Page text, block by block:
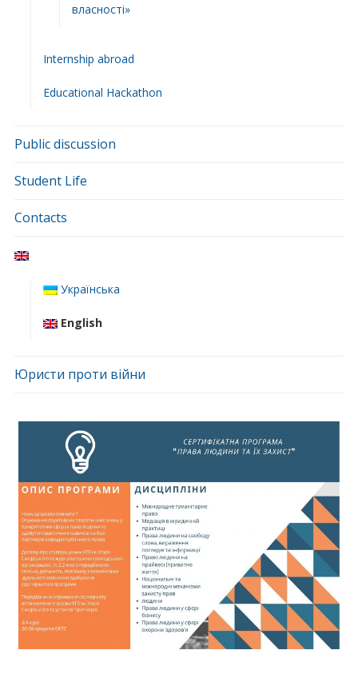
власності»
Internship abroad
Educational Hackathon
Public discussion
Student Life
Contacts
Українська
English
Юристи проти війни